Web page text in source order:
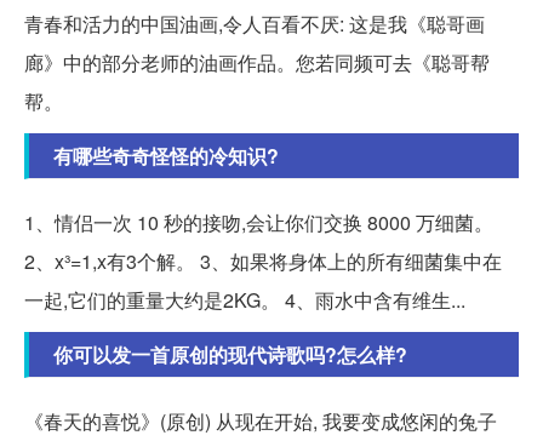
青春和活力的中国油画,令人百看不厌: 这是我《聪哥画
廊》中的部分老师的油画作品。您若同频可去《聪哥帮
帮。
有哪些奇奇怪怪的冷知识?
1、情侣一次 10 秒的接吻,会让你们交换 8000 万细菌。
2、x³=1,x有3个解。 3、如果将身体上的所有细菌集中在
一起,它们的重量大约是2KG。 4、雨水中含有维生...
你可以发一首原创的现代诗歌吗?怎么样?
《春天的喜悦》(原创) 从现在开始, 我要变成悠闲的兔子